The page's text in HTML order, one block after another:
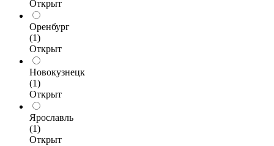
Открыт
Оренбург
(1)
Открыт
Новокузнецк
(1)
Открыт
Ярославль
(1)
Открыт